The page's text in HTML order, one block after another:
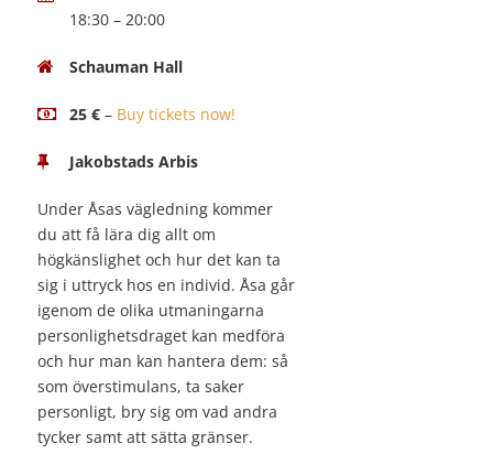
18:30 – 20:00
Schauman Hall
25 € – Buy tickets now!
Jakobstads Arbis
Under Åsas vägledning kommer
du att få lära dig allt om
högkänslighet och hur det kan ta
sig i uttryck hos en individ. Åsa går
igenom de olika utmaningarna
personlighetsdraget kan medföra
och hur man kan hantera dem: så
som överstimulans, ta saker
personligt, bry sig om vad andra
tycker samt att sätta gränser.